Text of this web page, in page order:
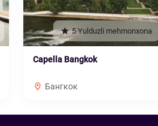
5 Yulduzli mehmonxona
Capella Bangkok
Бангкок